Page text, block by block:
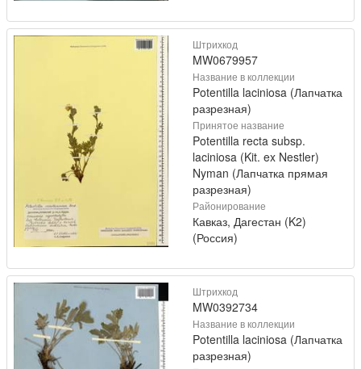
Штрихкод
MW0679957
Название в коллекции
Potentilla laciniosa (Лапчатка
разрезная)
Принятое название
Potentilla recta subsp.
laciniosa (Kit. ex Nestler)
Nyman (Лапчатка прямая
разрезная)
Районирование
Кавказ, Дагестан (K2)
(Россия)
Штрихкод
MW0392734
Название в коллекции
Potentilla laciniosa (Лапчатка
разрезная)